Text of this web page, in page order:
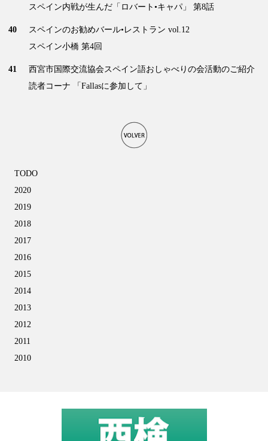
TODO
2020
2019
2018
2017
2016
2015
2014
2013
2012
2011
2010
スペイン内戦が生んだ「ロバート•キャパ」 第8話
40
スペインのお勧めバール•レストラン vol.12
スペイン小橋 第4回
41
西宮市国際交流協会スペイン語おしゃべりの会活動のご紹介
読者コーナ 「Fallasに参加して」